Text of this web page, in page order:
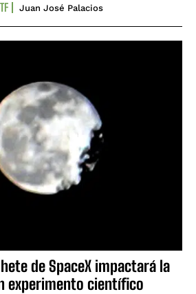
Juan José Palacios
de SpaceX impactará la
experimento científico